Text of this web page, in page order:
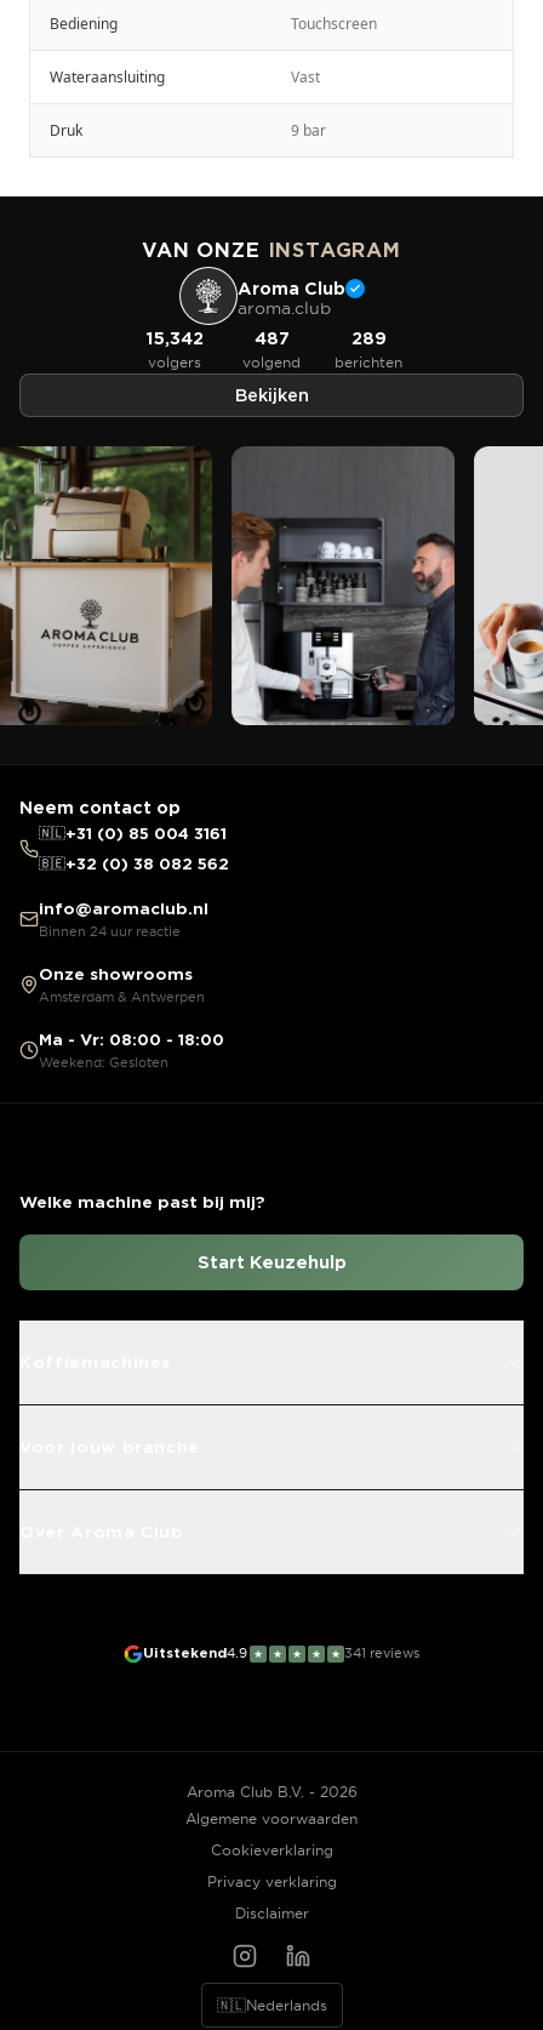
Bediening Touchscreen
Wateraansluiting Vast
Druk 9 bar
VAN ONZE INSTAGRAM
Aroma Club
aroma.club
15,342
volgers
487
volgend
289
berichten
Bekijken
Neem contact op
🇳🇱+31 (0) 85 004 3161
🇧🇪+32 (0) 38 082 562
info@aromaclub.nl
Binnen 24 uur reactie
Onze showrooms
Amsterdam & Antwerpen
Ma - Vr: 08:00 - 18:00
Weekend: Gesloten
Welke machine past bij mij?
Start Keuzehulp
Uitstekend4.9 ★ ★ ★ ★ ★ 341 reviews
Aroma Club B.V. - 2026
Algemene voorwaarden
Cookieverklaring
Privacy verklaring
Disclaimer
🇳🇱Nederlands